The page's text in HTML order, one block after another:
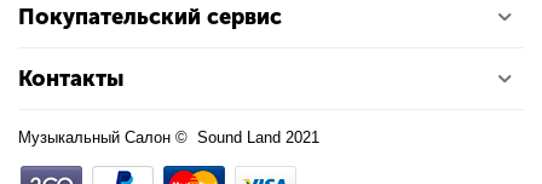
Покупательский сервис
Контакты
Музыкальный Салон © Sound Land 2021